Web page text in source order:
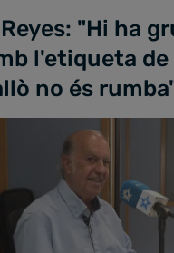
"Hi ha
l'etiqueta de
no és